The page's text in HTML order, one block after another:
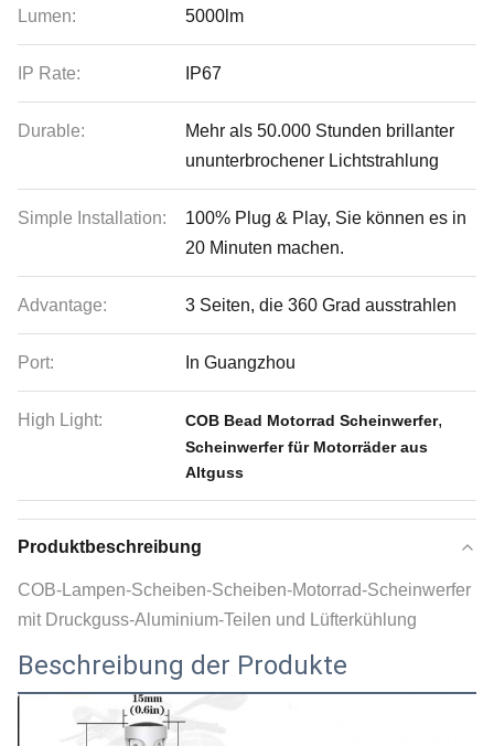
Lumen: 5000lm
IP Rate: IP67
Durable:
Mehr als 50.000 Stunden brillanter
ununterbrochener Lichtstrahlung
Simple Installation:
100% Plug & Play, Sie können es in
20 Minuten machen.
Advantage: 3 Seiten, die 360 Grad ausstrahlen
Port: In Guangzhou
High Light: COB Bead Motorrad Scheinwerfer,
Scheinwerfer für Motorräder aus
Altguss
Produktbeschreibung
COB-Lampen-Scheiben-Scheiben-Motorrad-Scheinwerfer
mit Druckguss-Aluminium-Teilen und Lüfterkühlung
Beschreibung der Produkte